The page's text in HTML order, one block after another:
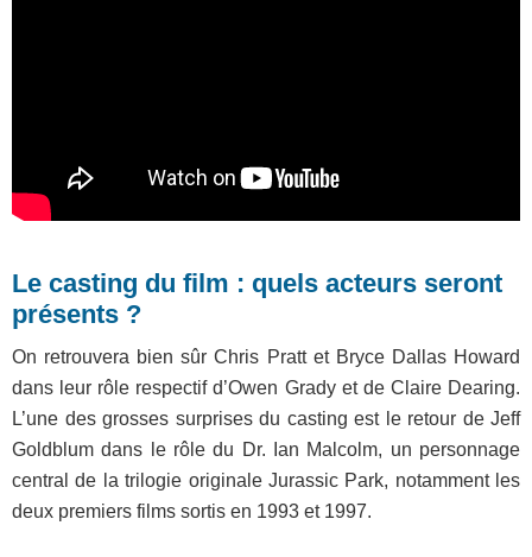
Le casting du film : quels acteurs seront
présents ?
On retrouvera bien sûr Chris Pratt et Bryce Dallas Howard
dans leur rôle respectif d’Owen Grady et de Claire Dearing.
L’une des grosses surprises du casting est le retour de Jeff
Goldblum dans le rôle du Dr. Ian Malcolm, un personnage
central de la trilogie originale Jurassic Park, notamment les
deux premiers films sortis en 1993 et 1997.